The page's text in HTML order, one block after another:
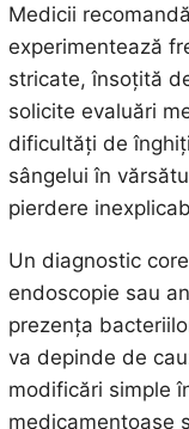
Medicii
experimentează
stricate, însoțită
solicite evaluări
dificultăți de
sângelui în
pierdere
Un diagnostic
endoscopie sau
prezența
va depinde de
modificări simple
medicamentoase